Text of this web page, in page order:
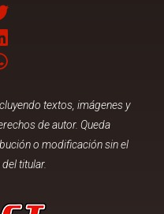
textos, imágenes y
de autor. Queda
o modificación sin el
titular.